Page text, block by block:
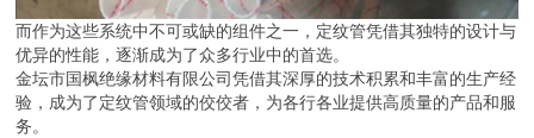
而作为这些系统中不可或缺的组件之一，定纹管凭借其独特的设计与
优异的性能，逐渐成为了众多行业中的首选。
金坛市国枫绝缘材料有限公司凭借其深厚的技术积累和丰富的生产经
验，成为了定纹管领域的佼佼者，为各行各业提供高质量的产品和服
务。